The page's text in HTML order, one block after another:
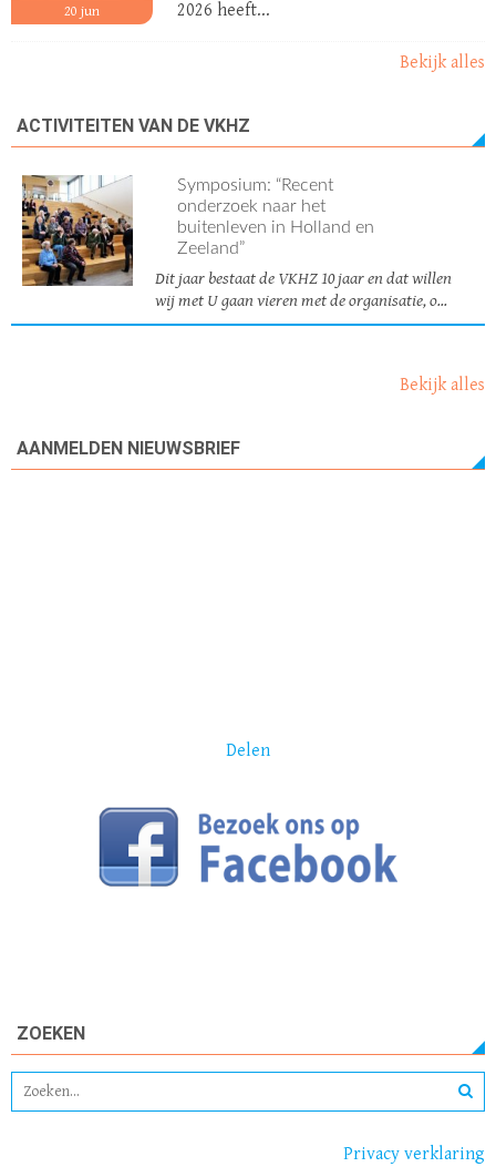
20 jun
2026 heeft...
Bekijk alles
ACTIVITEITEN VAN DE VKHZ
Symposium: “Recent
onderzoek naar het
buitenleven in Holland en
Zeeland”
Dit jaar bestaat de VKHZ 10 jaar en dat willen
wij met U gaan vieren met de organisatie, o...
Bekijk alles
AANMELDEN NIEUWSBRIEF
Delen
ZOEKEN
Privacy verklaring